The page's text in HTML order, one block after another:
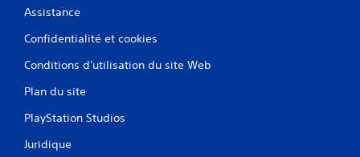
Assistance
Confidentialité et cookies
Conditions d'utilisation du site Web
Plan du site
PlayStation Studios
Juridique